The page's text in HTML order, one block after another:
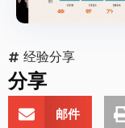
经验分享
分享
邮件